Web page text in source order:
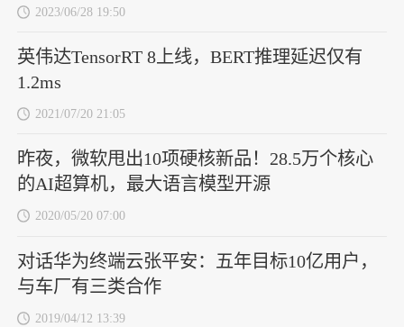
2023/06/28 19:50
英伟达TensorRT 8上线，BERT推理延迟仅有
1.2ms
2021/07/20 21:05
昨夜，微软甩出10项硬核新品！28.5万个核心
的AI超算机，最大语言模型开源
2020/05/20 07:00
对话华为终端云张平安：五年目标10亿用户，
与车厂有三类合作
2019/04/12 13:39